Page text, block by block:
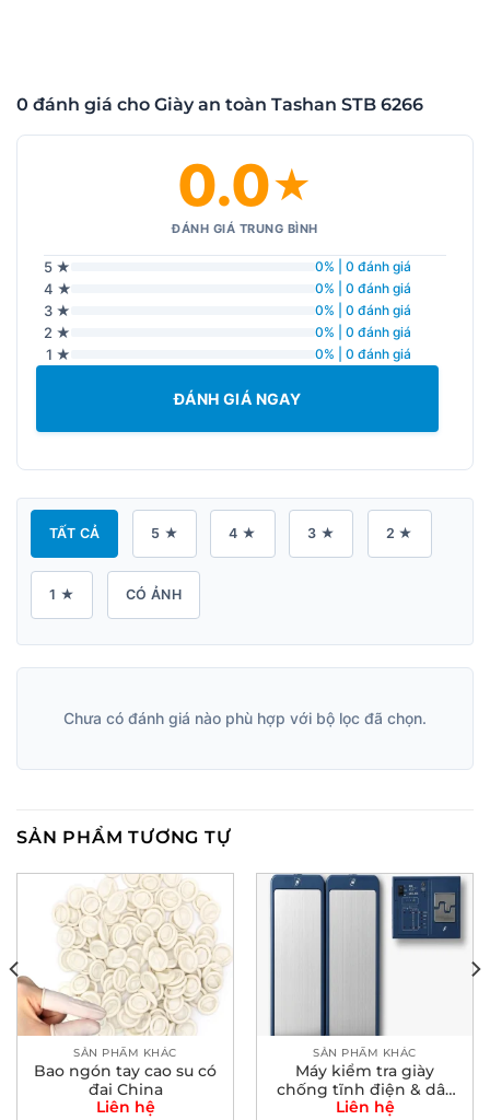
0 đánh giá cho Giày an toàn Tashan STB 6266
0.0★
ĐÁNH GIÁ TRUNG BÌNH
5 ★ 0% | 0 đánh giá
4 ★ 0% | 0 đánh giá
3 ★ 0% | 0 đánh giá
2 ★ 0% | 0 đánh giá
1 ★ 0% | 0 đánh giá
ĐÁNH GIÁ NGAY
TẤT CẢ 5 ★ 4 ★ 3 ★ 2 ★
1 ★ CÓ ẢNH
Chưa có đánh giá nào phù hợp với bộ lọc đã chọn.
SẢN PHẨM TƯƠNG TỰ
SẢN PHẨM KHÁC
Bao ngón tay cao su có
đai China
Liên hệ
SẢN PHẨM KHÁC
Máy kiểm tra giày
chống tĩnh điện & dây
đeo cổ tay MES-400
Liên hệ